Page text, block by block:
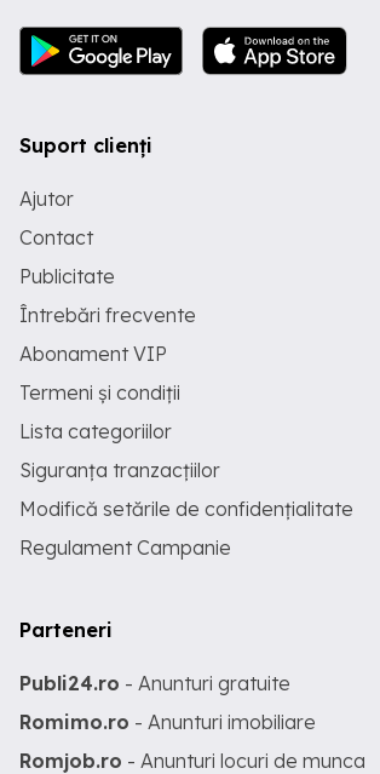
Suport clienți
Ajutor
Contact
Publicitate
Întrebări frecvente
Abonament VIP
Termeni și condiții
Lista categoriilor
Siguranța tranzacțiilor
Modifică setările de confidențialitate
Regulament Campanie
Parteneri
Publi24.ro - Anunturi gratuite
Romimo.ro - Anunturi imobiliare
Romjob.ro - Anunturi locuri de munca